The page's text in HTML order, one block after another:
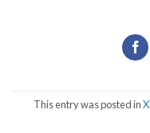
This entry was posted in